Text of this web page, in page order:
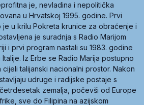
je, nevladina i nepolitička
u Hrvatskoj 1995. godine. Prvi
je u krilu Pokreta krunice za obraćenje i
je suradnja s Radio Marijom
i prvi program nastali su 1983. godine
Iz Erbe se Radio Marija postupno
talijanski nacionalni prostor. Nakon
udruge i radijske postaje s
zemalja, počevši od Europe
sve do Filipina na azijskom